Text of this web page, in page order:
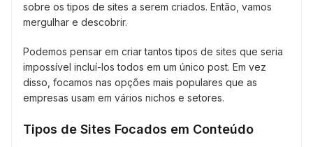
sobre os tipos de sites a serem criados. Então, vamos
mergulhar e descobrir.
Podemos pensar em criar tantos tipos de sites que seria
impossível incluí-los todos em um único post. Em vez
disso, focamos nas opções mais populares que as
empresas usam em vários nichos e setores.
Tipos de Sites Focados em Conteúdo